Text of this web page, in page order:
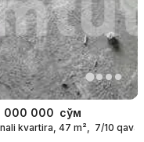
000 000 сўм
kvartira, 47 m², 7/10 qavat